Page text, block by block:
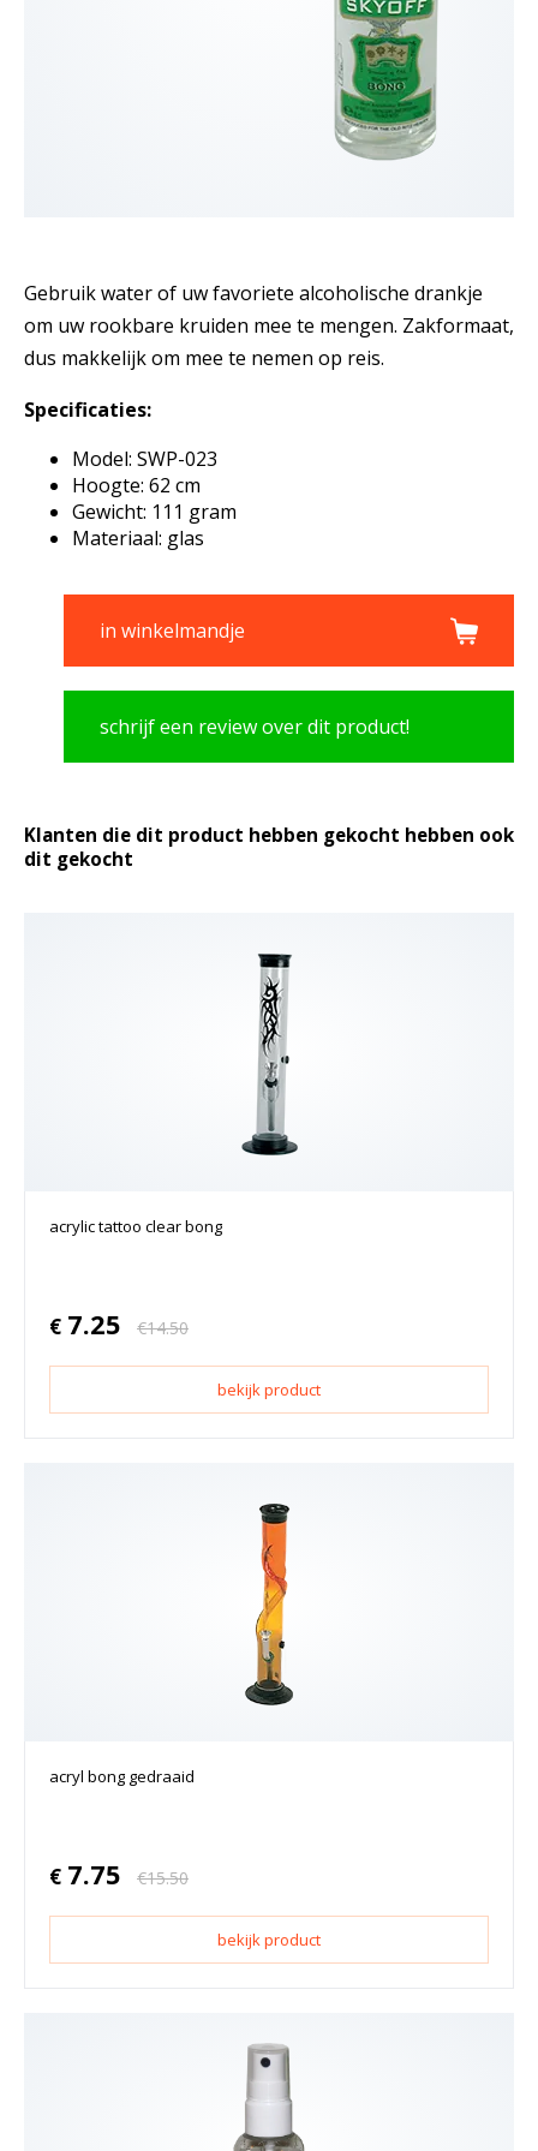
Gebruik water of uw favoriete alcoholische drankje
om uw rookbare kruiden mee te mengen. Zakformaat,
dus makkelijk om mee te nemen op reis.
Specificaties:
Model: SWP-023
Hoogte: 62 cm
Gewicht: 111 gram
Materiaal: glas
in winkelmandje
schrijf een review over dit product!
Klanten die dit product hebben gekocht hebben ook
dit gekocht
acrylic tattoo clear bong
€ 7.25 €14.50
bekijk product
acryl bong gedraaid
€ 7.75 €15.50
bekijk product